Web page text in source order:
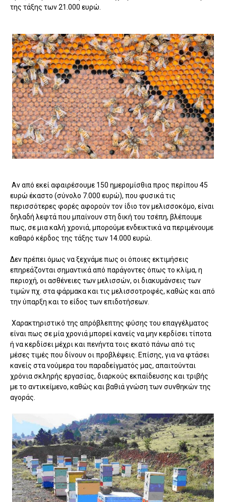
της τάξης των 21.000 ευρώ.
Αν από εκεί αφαιρέσουμε 150 ημερομίσθια προς περίπου 45
ευρώ έκαστο (σύνολο 7.000 ευρώ), που φυσικά τις
περισσότερες φορές αφορούν τον ίδιο τον μελισσοκόμο, είναι
δηλαδή λεφτά που μπαίνουν στη δική του τσέπη, βλέπουμε
πως, σε μια καλή χρονιά, μπορούμε ενδεικτικά να περιμένουμε
καθαρό κέρδος της τάξης των 14.000 ευρώ.
Δεν πρέπει όμως να ξεχνάμε πως οι όποιες εκτιμήσεις
επηρεάζονται σημαντικά από παράγοντες όπως το κλίμα, η
περιοχή, οι ασθένειες των μελισσών, οι διακυμάνσεις των
τιμών πχ. στα φάρμακα και τις μελισσοτροφές, καθώς και από
την ύπαρξη και το είδος των επιδοτήσεων.
Χαρακτηριστικό της απρόβλεπτης φύσης του επαγγέλματος
είναι πως σε μία χρονιά μπορεί κανείς να μην κερδίσει τίποτα
ή να κερδίσει μέχρι και πενήντα τοις εκατό πάνω από τις
μέσες τιμές που δίνουν οι προβλέψεις. Επίσης, για να φτάσει
κανείς στα νούμερα του παραδείγματός μας, απαιτούνται
χρόνια σκληρής εργασίας, διαρκούς εκπαίδευσης και τριβής
με το αντικείμενο, καθώς και βαθιά γνώση των συνθηκών της
αγοράς.